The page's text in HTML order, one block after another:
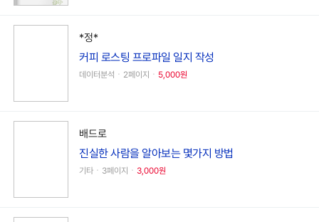
*정*
커피 로스팅 프로파일 일지 작성
데이터분석ㆍ2페이지ㆍ 5,000원
배드로
진실한 사람을 알아보는 몇가지 방법
기타ㆍ3페이지ㆍ 3,000원